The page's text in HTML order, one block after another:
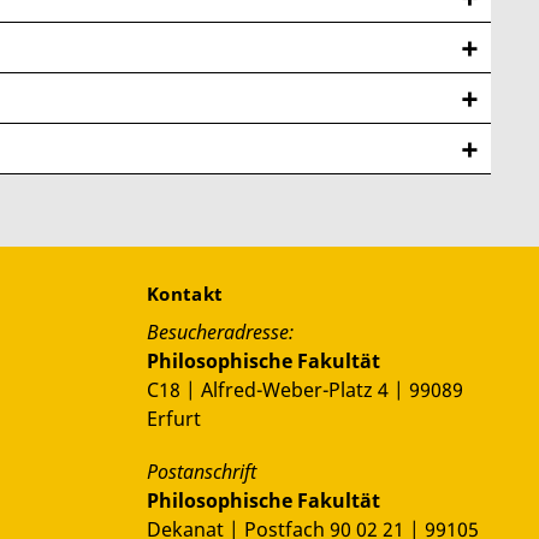
zu sammeln. Eine unter mehreren
welches die Mobilität von Studierenden
sich frühzeitig zu informieren.
, Master- und Promotionsstudium. Zu seinen
und damit eine gute Studienatmosphäre zu
Kontakt
Besucheradresse:
Philosophische Fakultät
C18 | Alfred-Weber-Platz 4 | 99089
Erfurt
Postanschrift
Philosophische Fakultät
Dekanat | Postfach 90 02 21 | 99105